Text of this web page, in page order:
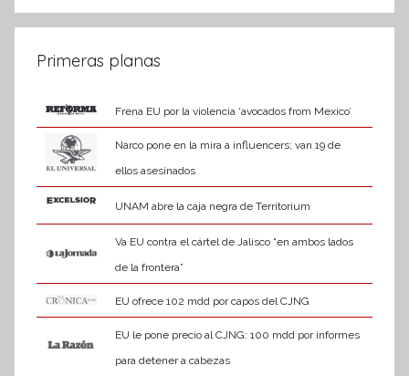
Primeras planas
Frena EU por la violencia ‘avocados from Mexico’
Narco pone en la mira a influencers; van 19 de
ellos asesinados
UNAM abre la caja negra de Territorium
Va EU contra el cártel de Jalisco “en ambos lados
de la frontera”
EU ofrece 102 mdd por capos del CJNG
EU le pone precio al CJNG: 100 mdd por informes
para detener a cabezas